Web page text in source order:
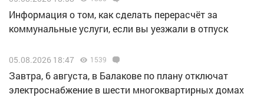
Информация о том, как сделать перерасчёт за
коммунальные услуги, если вы уезжали в отпуск
05.08.2026 18:47 1539
Завтра, 6 августа, в Балакове по плану отключат
электроснабжение в шести многоквартирных домах